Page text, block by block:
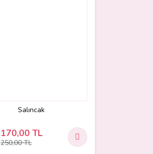
Salıncak
170,00 TL
250,00 TL